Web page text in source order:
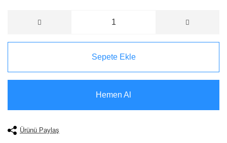
Sepete Ekle
Hemen Al
Ürünü Paylaş